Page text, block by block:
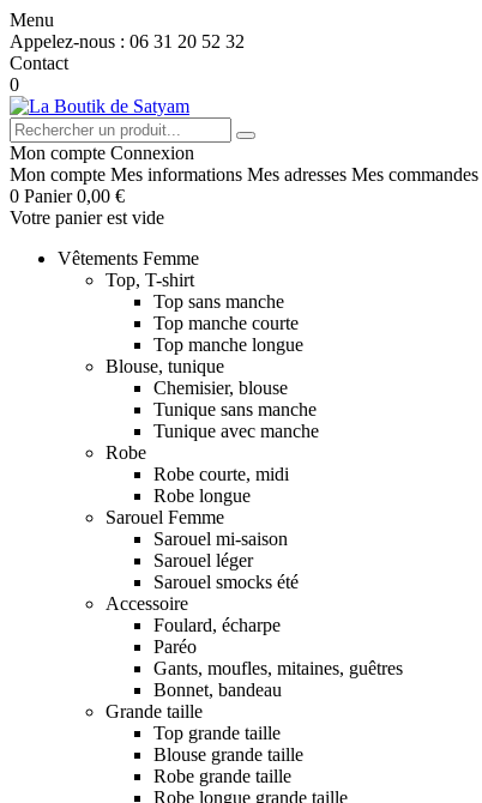
Menu
Appelez-nous : 06 31 20 52 32
Contact
0
Mon compte Connexion
Mon compte Mes informations Mes adresses Mes commandes
0 Panier 0,00 €
Votre panier est vide
Vêtements Femme
Top, T-shirt
Top sans manche
Top manche courte
Top manche longue
Blouse, tunique
Chemisier, blouse
Tunique sans manche
Tunique avec manche
Robe
Robe courte, midi
Robe longue
Sarouel Femme
Sarouel mi-saison
Sarouel léger
Sarouel smocks été
Accessoire
Foulard, écharpe
Paréo
Gants, moufles, mitaines, guêtres
Bonnet, bandeau
Grande taille
Top grande taille
Blouse grande taille
Robe grande taille
Robe longue grande taille